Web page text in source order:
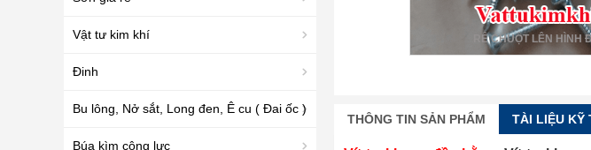
RÊ CHUỘT LÊN HÌNH
THÔNG TIN SẢN PHẨM TÀI LIỆU KỸ
Vật tư kim khí
Đinh
Bu lông, Nở sắt, Long đen, Ê cu ( Đai ốc )
Búa kìm cộng lực